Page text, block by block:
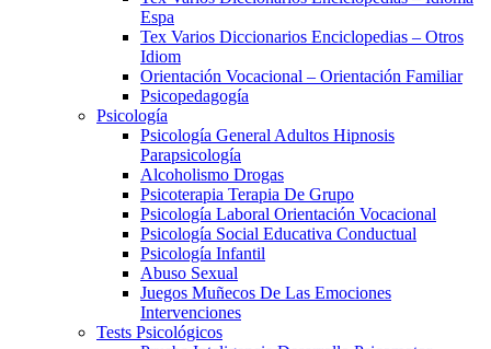
Espa
Tex Varios Diccionarios Enciclopedias – Otros
Idiom
Orientación Vocacional – Orientación Familiar
Psicopedagogía
Psicología
Psicología General Adultos Hipnosis
Parapsicología
Alcoholismo Drogas
Psicoterapia Terapia De Grupo
Psicología Laboral Orientación Vocacional
Psicología Social Educativa Conductual
Psicología Infantil
Abuso Sexual
Juegos Muñecos De Las Emociones
Intervenciones
Tests Psicológicos